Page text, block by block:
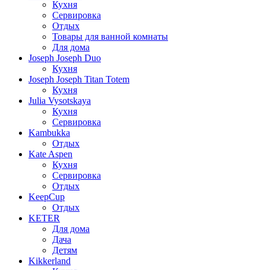
Кухня
Сервировка
Отдых
Товары для ванной комнаты
Для дома
Joseph Joseph Duo
Кухня
Joseph Joseph Titan Totem
Кухня
Julia Vysotskaya
Кухня
Сервировка
Kambukka
Отдых
Kate Aspen
Кухня
Сервировка
Отдых
KeepCup
Отдых
KETER
Для дома
Дача
Детям
Kikkerland